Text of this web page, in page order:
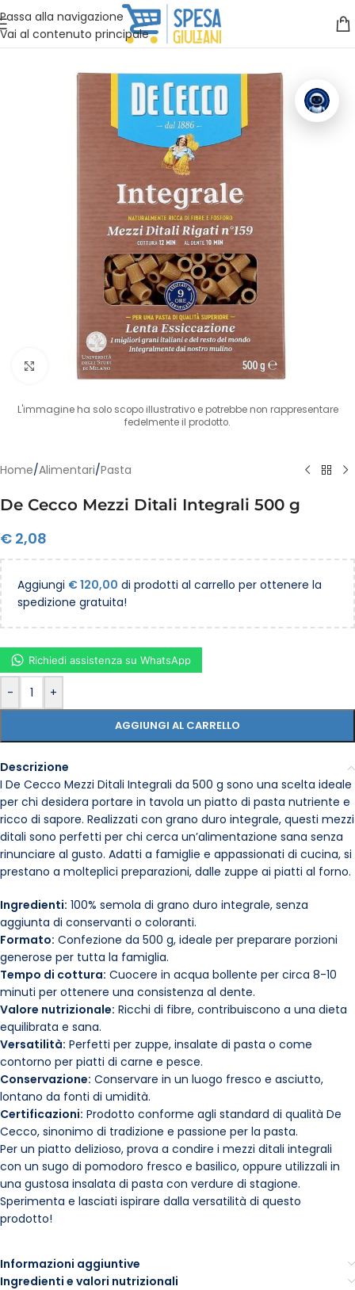
Passa alla navigazione
Vai al contenuto principale
Vuoi assistenza?Clicca qui e ti richiamiamo noi
Clicca per ingrandire
L'immagine ha solo scopo illustrativo e potrebbe non rappresentare
fedelmente il prodotto.
Home/Alimentari/Pasta
De Cecco Mezzi Ditali Integrali 500 g
€ 2,08
Aggiungi €120,00 di prodotti al carrello per ottenere la
spedizione gratuita!
- +
AGGIUNGI AL CARRELLO
Richiedi assistenza su WhatsApp
Descrizione
I De Cecco Mezzi Ditali Integrali da 500 g sono una scelta ideale
per chi desidera portare in tavola un piatto di pasta nutriente e
ricco di sapore. Realizzati con grano duro integrale, questi mezzi
ditali sono perfetti per chi cerca un’alimentazione sana senza
rinunciare al gusto. Adatti a famiglie e appassionati di cucina, si
prestano a molteplici preparazioni, dalle zuppe ai piatti al forno.
Ingredienti: 100% semola di grano duro integrale, senza
aggiunta di conservanti o coloranti.
Formato: Confezione da 500 g, ideale per preparare porzioni
generose per tutta la famiglia.
Tempo di cottura: Cuocere in acqua bollente per circa 8-10
minuti per ottenere una consistenza al dente.
Valore nutrizionale: Ricchi di fibre, contribuiscono a una dieta
equilibrata e sana.
Versatilità: Perfetti per zuppe, insalate di pasta o come
contorno per piatti di carne e pesce.
Conservazione: Conservare in un luogo fresco e asciutto,
lontano da fonti di umidità.
Certificazioni: Prodotto conforme agli standard di qualità De
Cecco, sinonimo di tradizione e passione per la pasta.
Per un piatto delizioso, prova a condire i mezzi ditali integrali
con un sugo di pomodoro fresco e basilico, oppure utilizzali in
una gustosa insalata di pasta con verdure di stagione.
Sperimenta e lasciati ispirare dalla versatilità di questo
prodotto!
Informazioni aggiuntive
Ingredienti e valori nutrizionali